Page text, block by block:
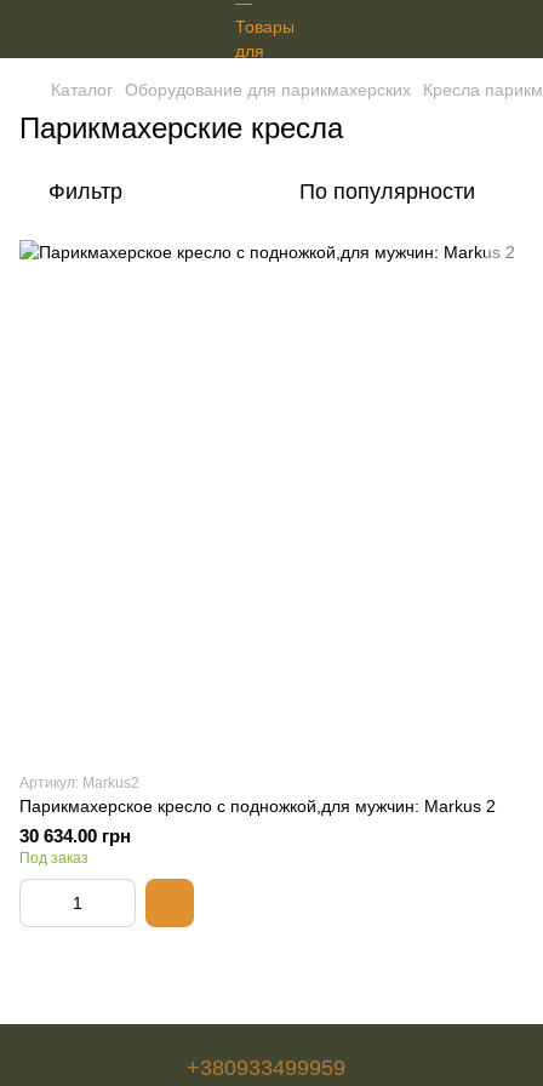
Каталог Оборудование для парикмахерских Кресла
Парикмахерские кресла
Фильтр По популярности
Артикул: Markus2
Парикмахерское кресло с подножкой,для мужчин: Markus 2
30 634.00 грн
Под заказ
+380933499959